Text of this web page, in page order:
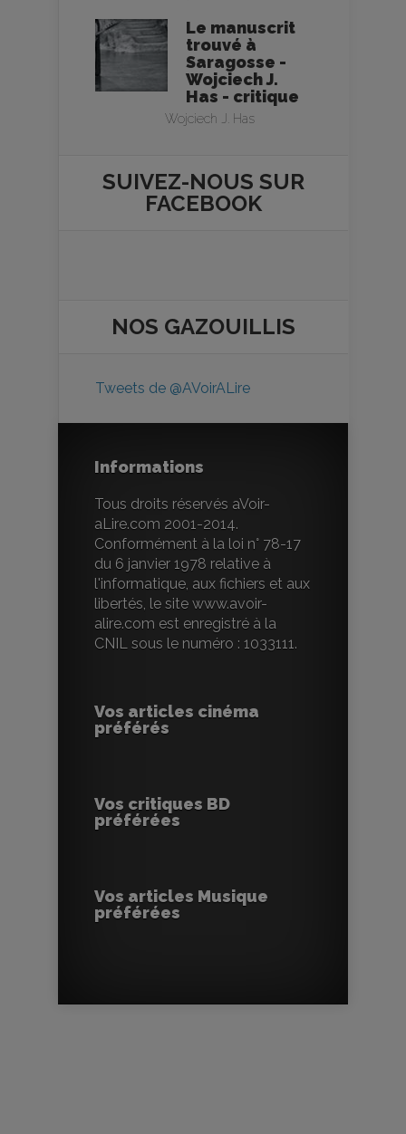
Le manuscrit
trouvé à
Saragosse -
Wojciech J.
Has - critique
Wojciech J. Has
SUIVEZ-NOUS SUR
FACEBOOK
NOS GAZOUILLIS
Tweets de @AVoirALire
Informations
Tous droits réservés aVoir-
aLire.com 2001-2014.
Conformément à la loi n° 78-17
du 6 janvier 1978 relative à
l'informatique, aux fichiers et aux
libertés, le site www.avoir-
alire.com est enregistré à la
CNIL sous le numéro : 1033111.
Vos articles cinéma
préférés
Vos critiques BD
préférées
Vos articles Musique
préférées